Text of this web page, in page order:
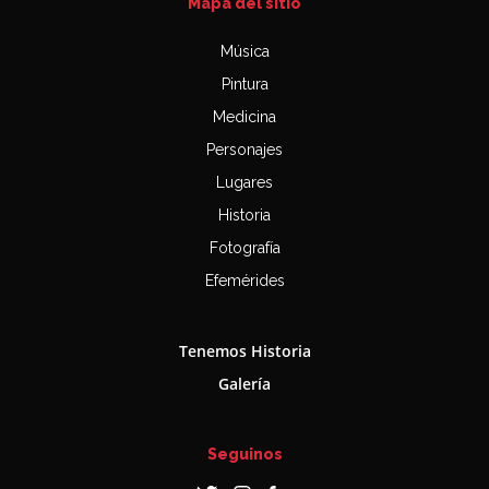
Música
Pintura
Medicina
Personajes
Lugares
Historia
Fotografía
Efemérides
Tenemos Historia
Galería
Seguinos